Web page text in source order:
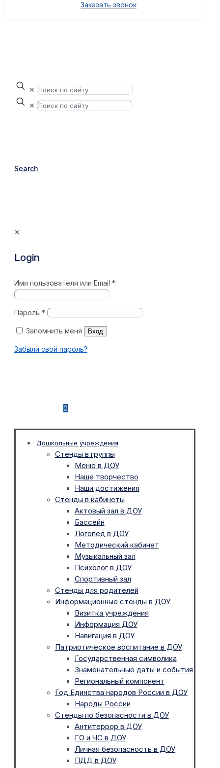
Заказать звонок
✕
✕
Search
✕
Login
Имя пользователя или Email *
Пароль *
Запомнить меня Вход
Забыли свой пароль?
0
Дошкольные учреждения
Стенды в группы
Меню в ДОУ
Наше творчество
Наши достижения
Стенды в кабинеты
Актовый зал в ДОУ
Бассейн
Логопед в ДОУ
Методический кабинет
Музыкальный зал
Психолог в ДОУ
Спортивный зал
Стенды для родителей
Информационные стенды в ДОУ
Визитка учреждения
Информация ДОУ
Навигация в ДОУ
Патриотическое воспитание в ДОУ
Государственная символика
Знаменательные даты и события
Региональный компонент
Год Единства народов России в ДОУ
Народы России
Стенды по безопасности в ДОУ
Антитеррор в ДОУ
ГО и ЧС в ДОУ
Личная безопасность в ДОУ
ПДД в ДОУ